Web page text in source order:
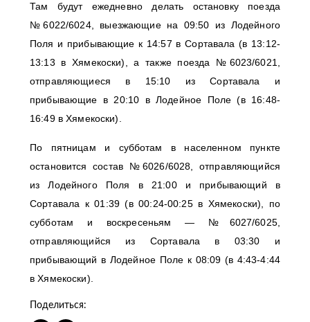
Там будут ежедневно делать остановку поезда
№6022/6024, выезжающие на 09:50 из Лодейного
Поля и прибывающие к 14:57 в Сортавала (в 13:12-
13:13 в Хямекоски), а также поезда №6023/6021,
отправляющиеся в 15:10 из Сортавала и
прибывающие в 20:10 в Лодейное Поле (в 16:48-
16:49 в Хямекоски).
По пятницам и субботам в населенном пункте
остановится состав №6026/6028, отправляющийся
из Лодейного Поля в 21:00 и прибывающий в
Сортавала к 01:39 (в 00:24-00:25 в Хямекоски), по
субботам и воскресеньям — №6027/6025,
отправляющийся из Сортавала в 03:30 и
прибывающий в Лодейное Поле к 08:09 (в 4:43-4:44
в Хямекоски).
Поделиться: